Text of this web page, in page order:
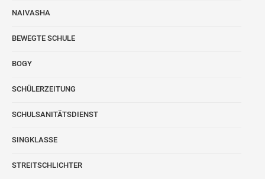
NAIVASHA
BEWEGTE SCHULE
BOGY
SCHÜLERZEITUNG
SCHULSANITÄTSDIENST
SINGKLASSE
STREITSCHLICHTER